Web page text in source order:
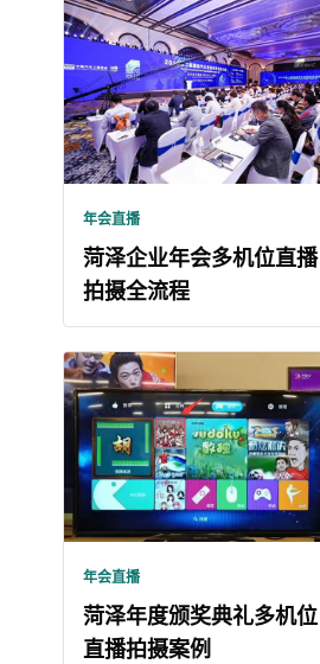
年会直播
菏泽企业年会多机位直播
拍摄全流程
年会直播
菏泽年度颁奖典礼多机位
直播拍摄案例